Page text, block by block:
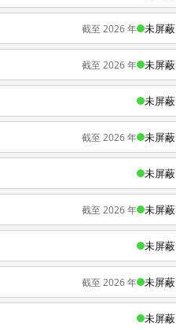
截至 2026 年 未屏蔽
截至 2026 年 未屏蔽
未屏蔽
截至 2026 年 未屏蔽
未屏蔽
截至 2026 年 未屏蔽
未屏蔽
截至 2026 年 未屏蔽
未屏蔽